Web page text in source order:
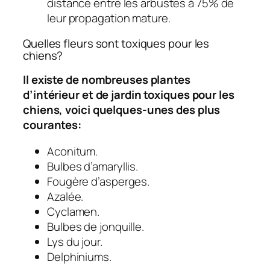
leur propagation mature.
Quelles fleurs sont toxiques pour les
chiens?
Il existe de nombreuses plantes
d’intérieur et de jardin toxiques pour les
chiens, voici quelques-unes des plus
courantes:
Aconitum.
Bulbes d’amaryllis.
Fougère d’asperges.
Azalée.
Cyclamen.
Bulbes de jonquille.
Lys du jour.
Delphiniums.